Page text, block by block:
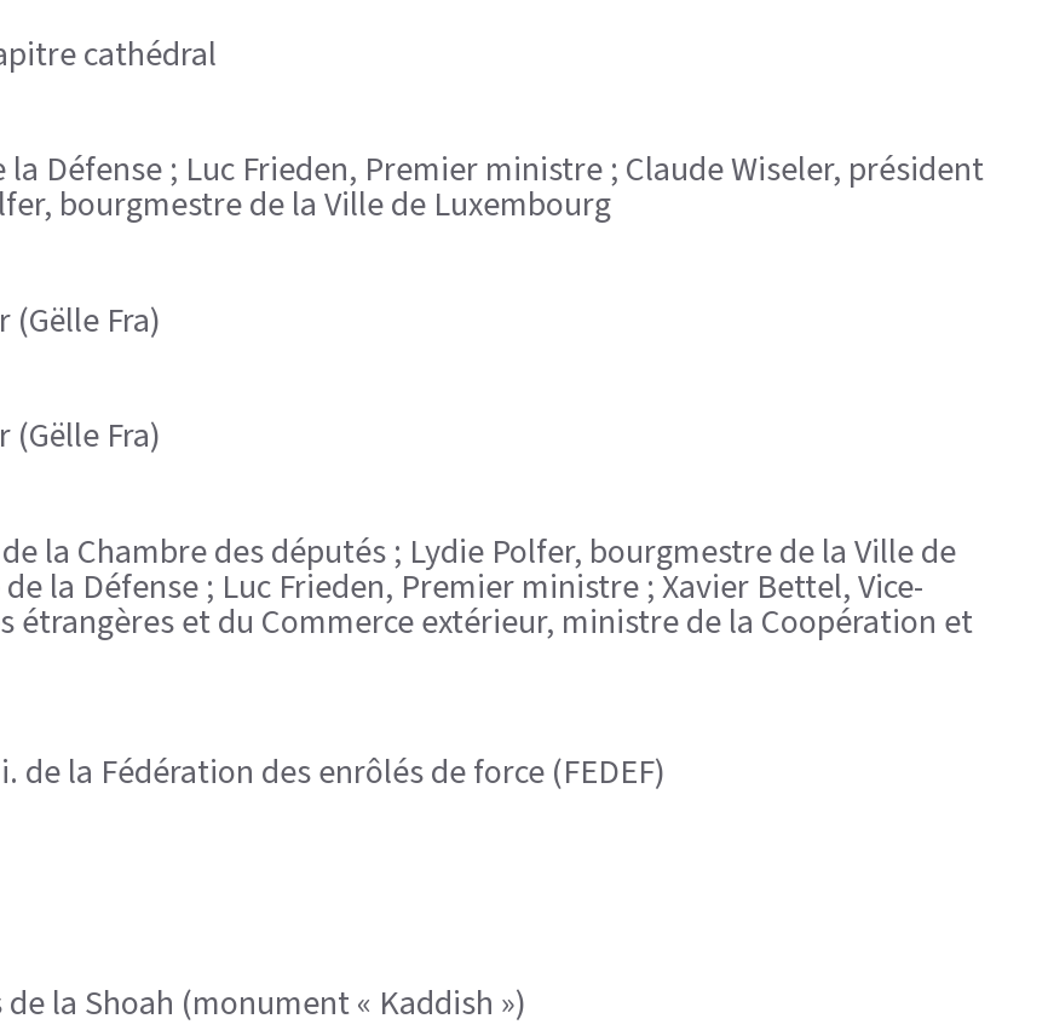
cathédral
Défense ; Luc Frieden, Premier ministre ; Claude Wiseler, président
bourgmestre de la Ville de Luxembourg
Fra)
Fra)
la Chambre des députés ; Lydie Polfer, bourgmestre de la Ville de
la Défense ; Luc Frieden, Premier ministre ; Xavier Bettel, Vice-
étrangères et du Commerce extérieur, ministre de la Coopération et
la Fédération des enrôlés de force (FEDEF)
la Shoah (monument « Kaddish »)